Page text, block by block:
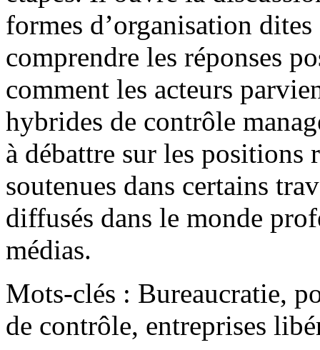
formes d’organisation
comprendre les réponses
comment les acteurs
hybrides de contrôle
à débattre sur les positions
soutenues dans certains
diffusés dans le monde
médias.
Mots-clés : Bureaucratie,
de contrôle, entreprises